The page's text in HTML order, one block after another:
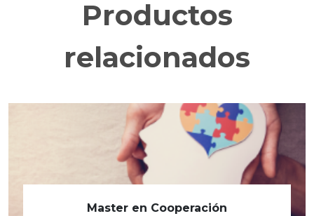
Productos
relacionados
Master en Cooperación